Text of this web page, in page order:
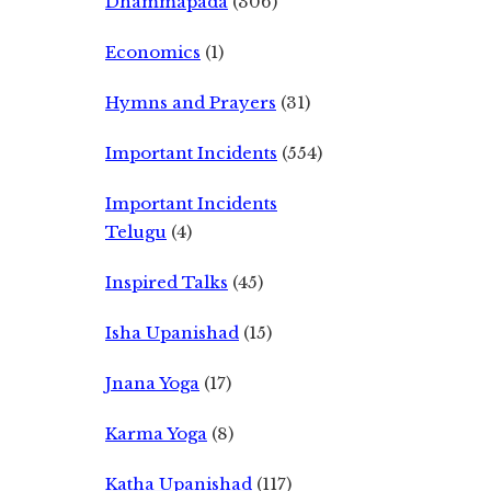
Economics (1)
Hymns and Prayers (31)
Important Incidents (554)
Important Incidents
Telugu (4)
Inspired Talks (45)
Isha Upanishad (15)
Jnana Yoga (17)
Karma Yoga (8)
Katha Upanishad (117)